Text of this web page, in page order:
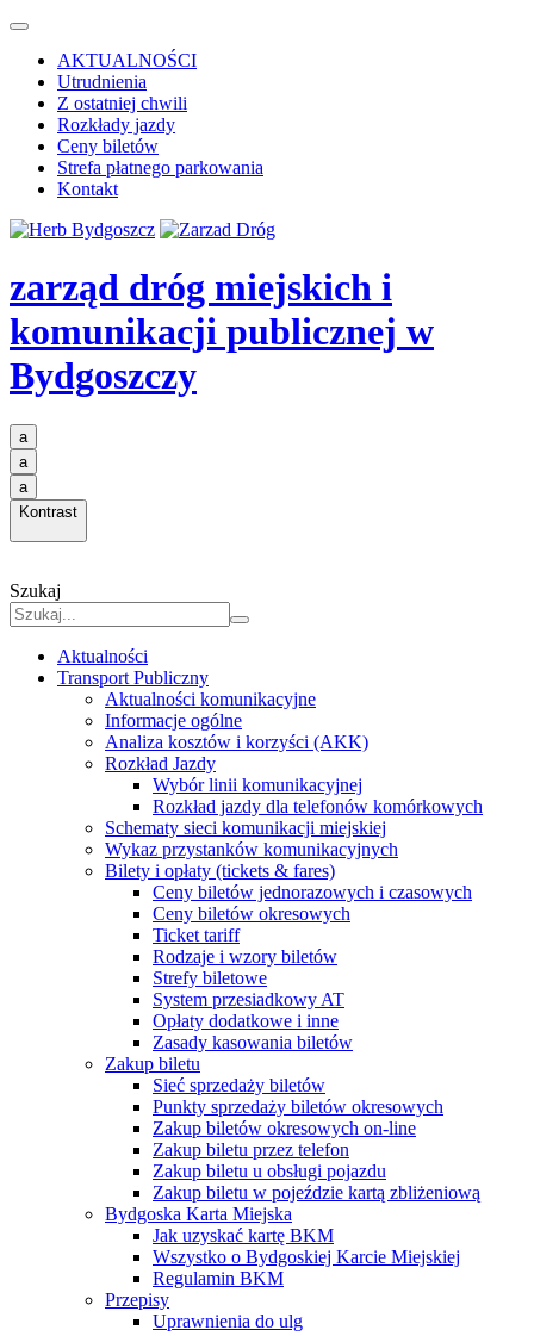
AKTUALNOŚCI
Utrudnienia
Z ostatniej chwili
Rozkłady jazdy
Ceny biletów
Strefa płatnego parkowania
Kontakt
zarząd dróg miejskich i
komunikacji publicznej w
Bydgoszczy
a
a
a
Kontrast
Szukaj
Aktualności
Transport Publiczny
Aktualności komunikacyjne
Informacje ogólne
Analiza kosztów i korzyści (AKK)
Rozkład Jazdy
Wybór linii komunikacyjnej
Rozkład jazdy dla telefonów komórkowych
Schematy sieci komunikacji miejskiej
Wykaz przystanków komunikacyjnych
Bilety i opłaty (tickets & fares)
Ceny biletów jednorazowych i czasowych
Ceny biletów okresowych
Ticket tariff
Rodzaje i wzory biletów
Strefy biletowe
System przesiadkowy AT
Opłaty dodatkowe i inne
Zasady kasowania biletów
Zakup biletu
Sieć sprzedaży biletów
Punkty sprzedaży biletów okresowych
Zakup biletów okresowych on-line
Zakup biletu przez telefon
Zakup biletu u obsługi pojazdu
Zakup biletu w pojeździe kartą zbliżeniową
Bydgoska Karta Miejska
Jak uzyskać kartę BKM
Wszystko o Bydgoskiej Karcie Miejskiej
Regulamin BKM
Przepisy
Uprawnienia do ulg